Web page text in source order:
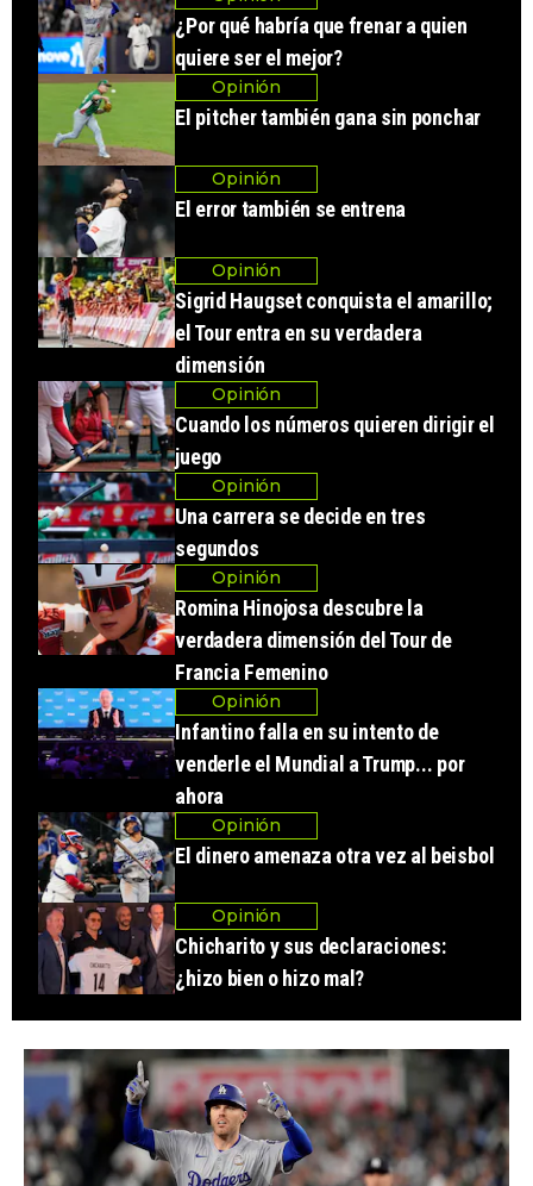
¿Por qué habría que frenar a quien
quiere ser el mejor?
Opinión
El pitcher también gana sin ponchar
Opinión
El error también se entrena
Opinión
Sigrid Haugset conquista el amarillo;
el Tour entra en su verdadera
dimensión
Opinión
Cuando los números quieren dirigir el
juego
Opinión
Una carrera se decide en tres
segundos
Opinión
Romina Hinojosa descubre la
verdadera dimensión del Tour de
Francia Femenino
Opinión
Infantino falla en su intento de
venderle el Mundial a Trump... por
ahora
Opinión
El dinero amenaza otra vez al beisbol
Opinión
Chicharito y sus declaraciones:
¿hizo bien o hizo mal?